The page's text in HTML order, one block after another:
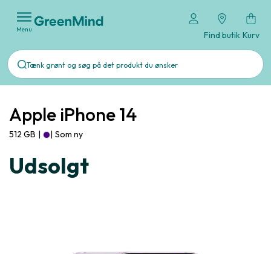
Menu
Find butik Kurv
Apple iPhone 14
512 GB | | Som ny
Udsolgt